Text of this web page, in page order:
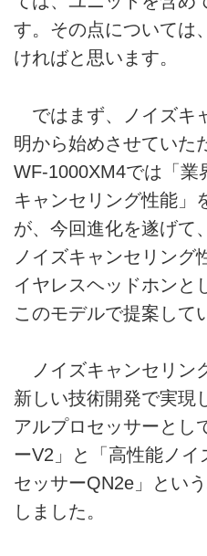
す。その点については
ければと思います。
ではまず、ノイズキ
明から始めさせていた
WF-1000XM4では「業
キャンセリング性能」
が、今回進化を遂げて
ノイズキャンセリング
イヤレスヘッドホンと
このモデルで提案して
ノイズキャンセリン
新しい技術開発で実現
アルプロセッサーとし
ーV2」と「高性能ノイ
セッサーQN2e」とい
しました。